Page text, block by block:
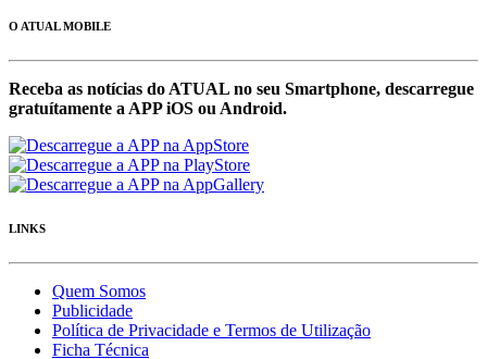
O ATUAL MOBILE
Receba as notícias do ATUAL no seu Smartphone, descarregue
gratuítamente a APP iOS ou Android.
LINKS
Quem Somos
Publicidade
Política de Privacidade e Termos de Utilização
Ficha Técnica